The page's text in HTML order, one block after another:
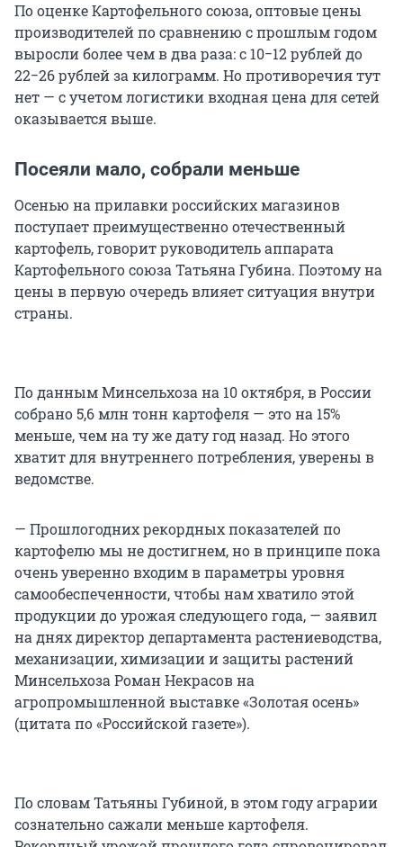
По оценке Картофельного союза, оптовые цены
производителей по сравнению с прошлым годом
выросли более чем в два раза: с 10−12 рублей до
22−26 рублей за килограмм. Но противоречия тут
нет — с учетом логистики входная цена для сетей
оказывается выше.
Посеяли мало, собрали меньше
Осенью на прилавки российских магазинов
поступает преимущественно отечественный
картофель, говорит руководитель аппарата
Картофельного союза Татьяна Губина. Поэтому на
цены в первую очередь влияет ситуация внутри
страны.
По данным Минсельхоза на 10 октября, в России
собрано 5,6 млн тонн картофеля — это на 15%
меньше, чем на ту же дату год назад. Но этого
хватит для внутреннего потребления, уверены в
ведомстве.
— Прошлогодних рекордных показателей по
картофелю мы не достигнем, но в принципе пока
очень уверенно входим в параметры уровня
самообеспеченности, чтобы нам хватило этой
продукции до урожая следующего года, — заявил
на днях директор департамента растениеводства,
механизации, химизации и защиты растений
Минсельхоза Роман Некрасов на
агропромышленной выставке «Золотая осень»
(цитата по «Российской газете»).
По словам Татьяны Губиной, в этом году аграрии
сознательно сажали меньше картофеля.